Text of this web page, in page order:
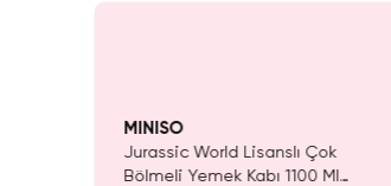
MINISO
Jurassic World Lisanslı Çok
Bölmeli Yemek Kabı 1100 Ml